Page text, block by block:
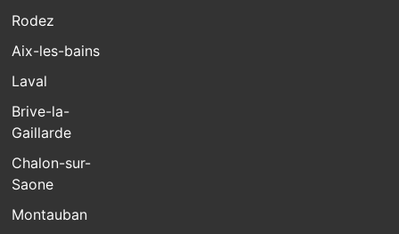
Rodez
Aix-les-bains
Laval
Brive-la-
Gaillarde
Chalon-sur-
Saone
Montauban